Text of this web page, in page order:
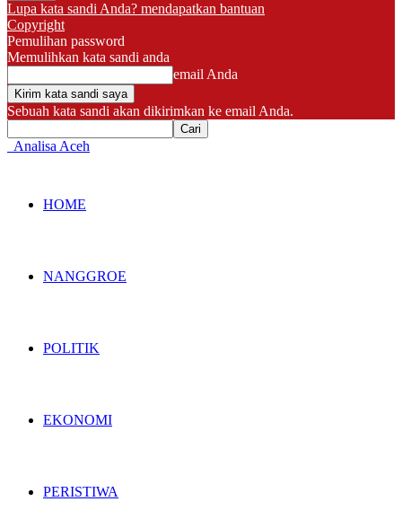
Lupa kata sandi Anda? mendapatkan bantuan
Copyright
Pemulihan password
Memulihkan kata sandi anda
email Anda
Sebuah kata sandi akan dikirimkan ke email Anda.
Analisa Aceh
HOME
NANGGROE
POLITIK
EKONOMI
PERISTIWA